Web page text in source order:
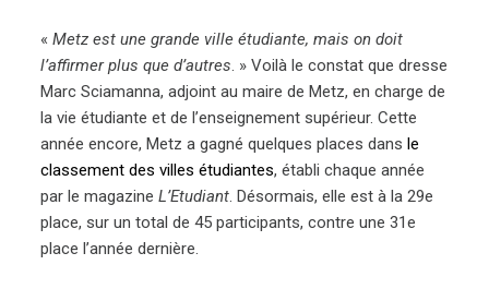
«Metz est une grande ville étudiante, mais on doit
l’affirmer plus que d’autres. » Voilà le constat que dresse
Marc Sciamanna, adjoint au maire de Metz, en charge de
la vie étudiante et de l’enseignement supérieur. Cette
année encore, Metz a gagné quelques places dansle
classement des villes étudiantes, établi chaque année
par le magazineL’Etudiant. Désormais, elle est à la 29e
place, sur un total de 45 participants, contre une 31e
place l’année dernière.